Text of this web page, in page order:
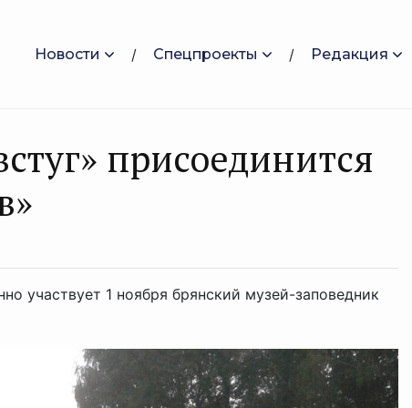
Новости Спецпроекты Редакция
присоединится
участвует 1 ноября брянский музей-заповедник